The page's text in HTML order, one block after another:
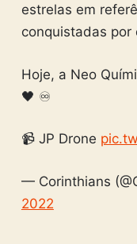
estrelas em
conquistadas por
Hoje, a Neo
🖤 ♾️
📹 JP Drone
— Corinthians
2022